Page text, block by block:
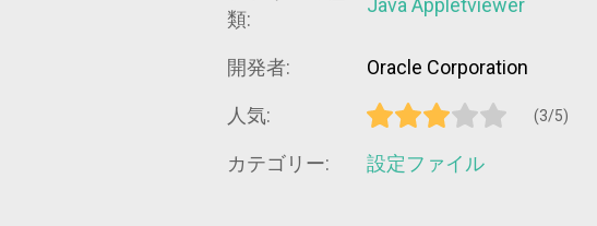
類:
Java Appletviewer
開発者: Oracle Corporation
人気: (3/5)
カテゴリー: 設定ファイル